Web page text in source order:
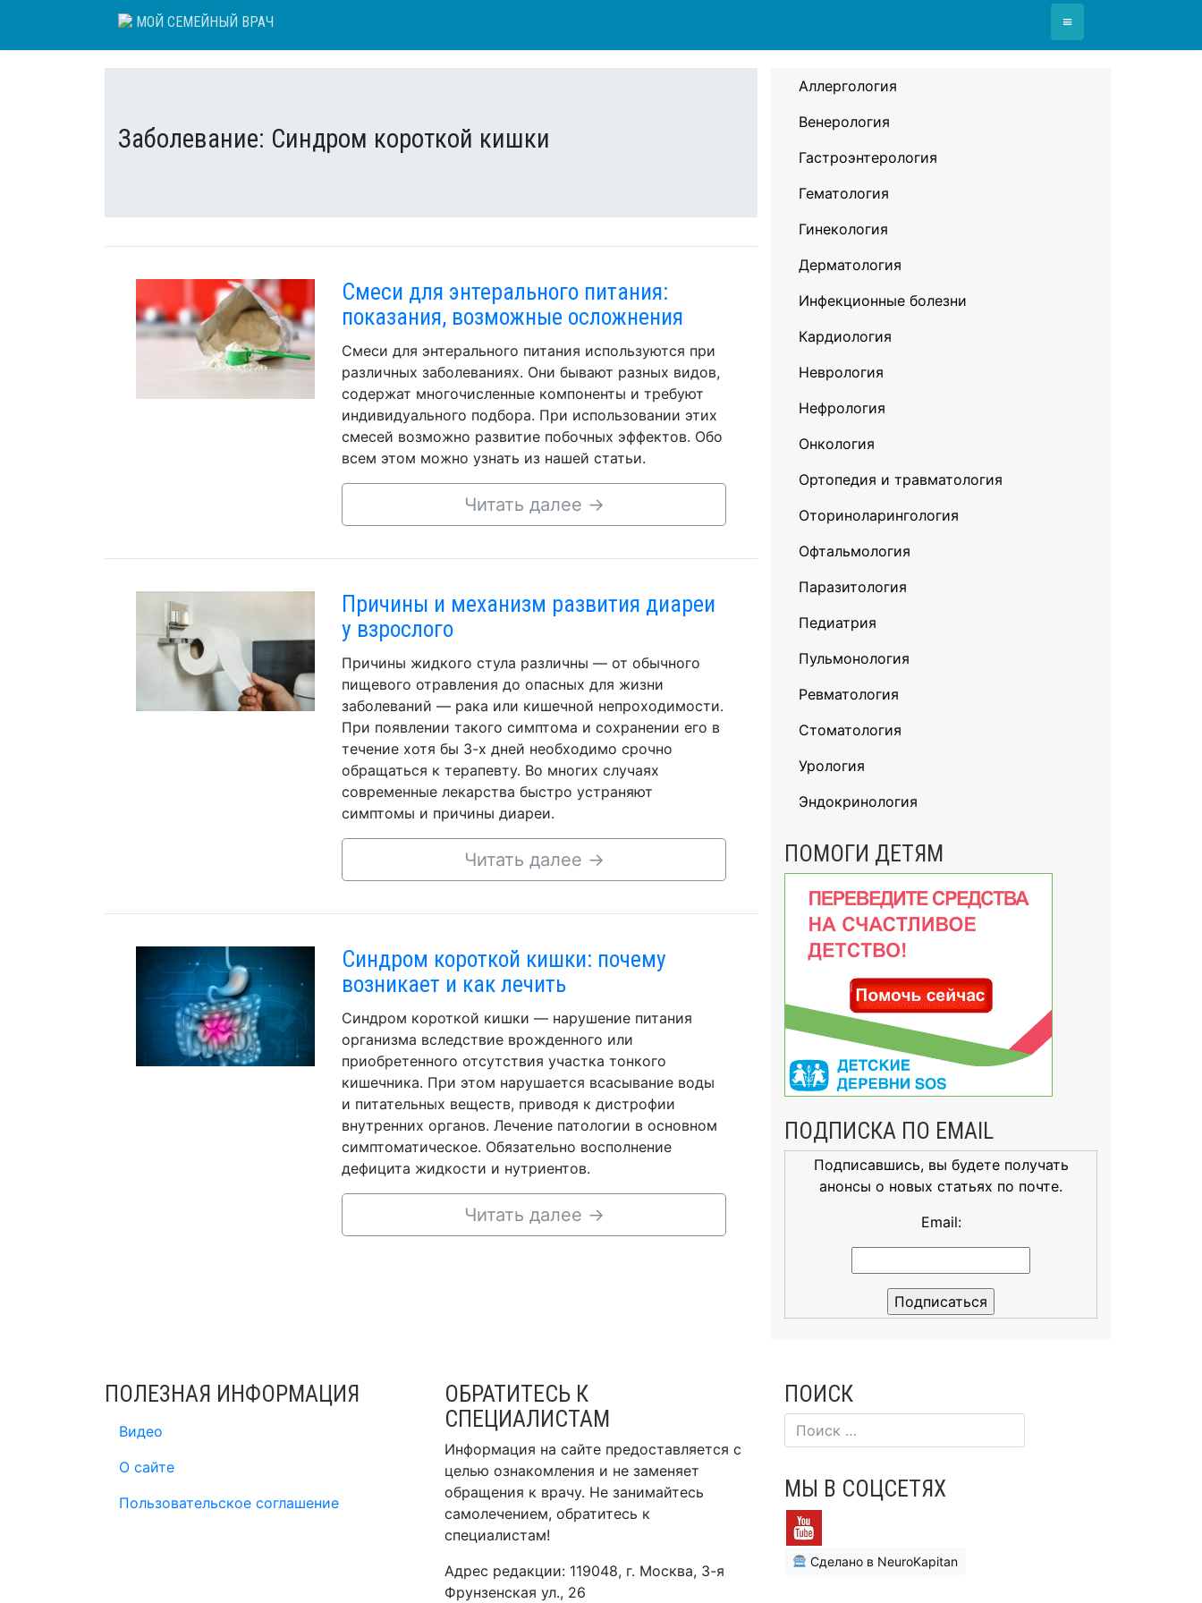
content
МОЙ СЕМЕЙНЫЙ ВРАЧ ≡
Заболевание: Синдром короткой кишки
Смеси для энтерального питания:
показания, возможные осложнения
Смеси для энтерального питания используются при
различных заболеваниях. Они бывают разных видов,
содержат многочисленные компоненты и требуют
индивидуального подбора. При использовании этих
смесей возможно развитие побочных эффектов. Обо
всем этом можно узнать из нашей статьи.
Читать далее →
Причины и механизм развития диареи
у взрослого
Причины жидкого стула различны — от обычного
пищевого отравления до опасных для жизни
заболеваний — рака или кишечной непроходимости.
При появлении такого симптома и сохранении его в
течение хотя бы 3-х дней необходимо срочно
обращаться к терапевту. Во многих случаях
современные лекарства быстро устраняют
симптомы и причины диареи.
Читать далее →
Cиндром короткой кишки: почему
возникает и как лечить
Синдром короткой кишки — нарушение питания
организма вследствие врожденного или
приобретенного отсутствия участка тонкого
кишечника. При этом нарушается всасывание воды
и питательных веществ, приводя к дистрофии
внутренних органов. Лечение патологии в основном
симптоматическое. Обязательно восполнение
дефицита жидкости и нутриентов.
Читать далее →
Аллергология
Венерология
Гастроэнтерология
Гематология
Гинекология
Дерматология
Инфекционные болезни
Кардиология
Неврология
Нефрология
Онкология
Ортопедия и травматология
Оториноларингология
Офтальмология
Паразитология
Педиатрия
Пульмонология
Ревматология
Стоматология
Урология
Эндокринология
ПОМОГИ ДЕТЯМ
ПОДПИСКА ПО EMAIL
Подписавшись, вы будете получать
анонсы о новых статьях по почте.
Email:
ПОЛЕЗНАЯ ИНФОРМАЦИЯ
Видео
О сайте
Пользовательское соглашение
ОБРАТИТЕСЬ К
СПЕЦИАЛИСТАМ
Информация на сайте предоставляется с
целью ознакомления и не заменяет
обращения к врачу. Не занимайтесь
самолечением, обратитесь к
специалистам!
Адрес редакции: 119048, г. Москва, 3-я
Фрунзенская ул., 26
ПОИСК
МЫ В СОЦСЕТЯХ
Сделано в NeuroKapitan